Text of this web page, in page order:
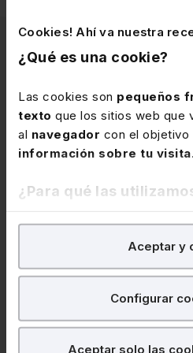
Cookies! Ahí va nuestra
¿Qué es una cookie?
Las cookies son pequeños
texto que los sitios web que
al navegador con el objetivo
información sobre tu visita.
¿Para qué las
En Lefebvre utilizamos las
para tratar de
nuestra página web.
¿Qué puedes hacer?
Aceptar y
Configurar
Aceptar solo las
Artículos
Lefebvre y el